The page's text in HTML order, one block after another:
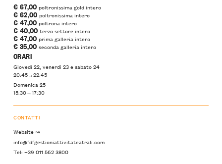
€ 67,00 poltronissima gold intero
€ 62,00 poltronissima intero
€ 47,00 poltrona intero
€ 40,00 terzo settore intero
€ 47,00 prima galleria intero
€ 35,00 seconda galleria intero
ORARI
Giovedì 22, venerdì 23 e sabato 24
20:45→22:45
Domenica 25
15:30→17:30
CONTATTI
Website ↝
info@fdfgestioniattivitateatrali.com
Tel: +39 011 562 3800